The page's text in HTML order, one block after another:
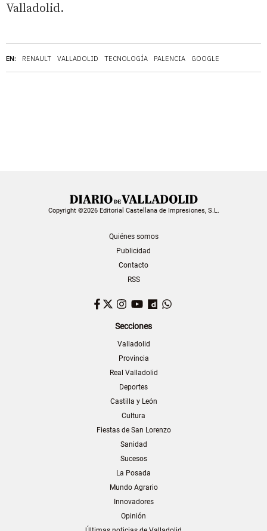
EN: RENAULT VALLADOLID TECNOLOGÍA PALENCIA GOOGLE
Valladolid.
Copyright ©2026 Editorial Castellana de Impresiones, S.L.
Quiénes somos
Publicidad
Contacto
RSS
Facebook
TwitterInstagram
YouTubeDailymotion
Secciones
Valladolid
Provincia
Real Valladolid
Deportes
Castilla y León
Cultura
Fiestas de San Lorenzo
Sanidad
Sucesos
La Posada
Mundo Agrario
Innovadores
Opinión